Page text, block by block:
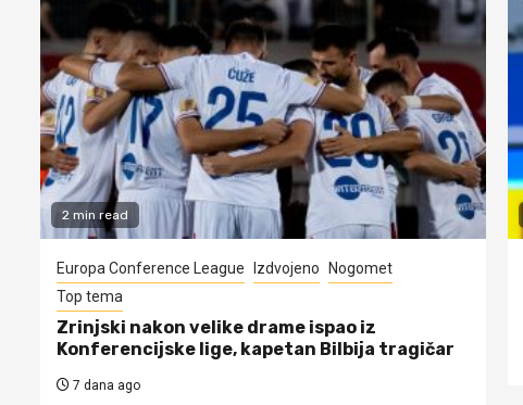
2 min read
Europa Conference League Izdvojeno Nogomet
Top tema
Zrinjski nakon velike drame ispao iz
Konferencijske lige, kapetan Bilbija tragičar
7 dana ago